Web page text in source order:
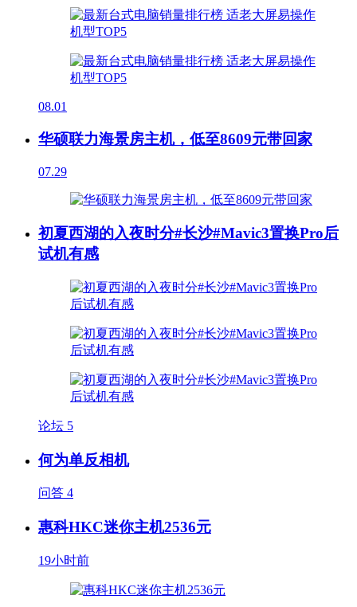
08.01
华硕联力海景房主机，低至8609元带回家
07.29
初夏西湖的入夜时分#长沙#Mavic3置换Pro后
试机有感
论坛 5
何为单反相机
问答 4
惠科HKC迷你主机2536元
19小时前